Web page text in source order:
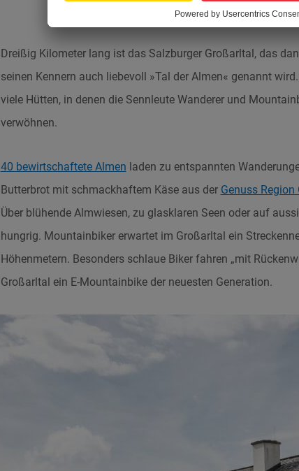
SOMMER IM
Dreißig Kilometer lang ist das Salzburger Großarltal, das
seinen Kennern auch liebevoll »Tal der Almen« genannt
viele Hütten, in denen die Sennleute Wanderer und
verwöhnen.
40 bewirtschaftete Almen laden zu entspannten
Butterbrot mit schmackhaftem Käse aus der Genuss
Über blühende Almwiesen, zu glasklaren Seen oder auf
hungrig. Mountainbiker erwartet im Großarltal ein
Höhenmetern. Besonders schlaue Biker fahren „mit
Großarltal ein E-Mountainbike der neuesten Generation.